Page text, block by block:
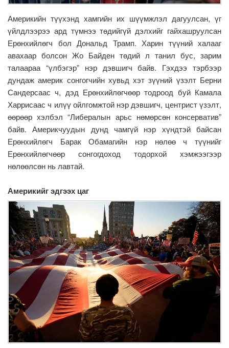
Америкийн түүхэнд хамгийн их шүүмжлэл дагуулсан, үг
үйлдлээрээ ард түмнээ төдийгүй дэлхийг гайхашруулсан
Ерөнхийлөгч бол Дональд Трамп. Харин түүний халааг
авахаар болсон Жо Байден төдий л танил бус, зарим
талаараа “үлбэгэр” нэр дэвшигч байв. Гэхдээ тэрбээр
дундаж америк сонгогчийн хувьд хэт зүүний үзэлт Берни
Сандерсаас ч, дэд Ерөнхийлөгчөөр тодроод буй Камала
Харрисаас ч илүү ойлгомжтой нэр дэвшигч, центрист үзэлт,
өөрөөр хэлбэл “Либералын арьс нөмөрсөн консерватив”
байв. Америкчуудын дунд чамгүй нэр хүндтэй байсан
Ерөнхийлөгч Барак Обамагийн нэр нөлөө ч түүнийг
Ерөнхийлөгчөөр сонгогдоход тодорхой хэмжээгээр
нөлөөлсөн нь лавтай.
Америкийг эдгээх цаг